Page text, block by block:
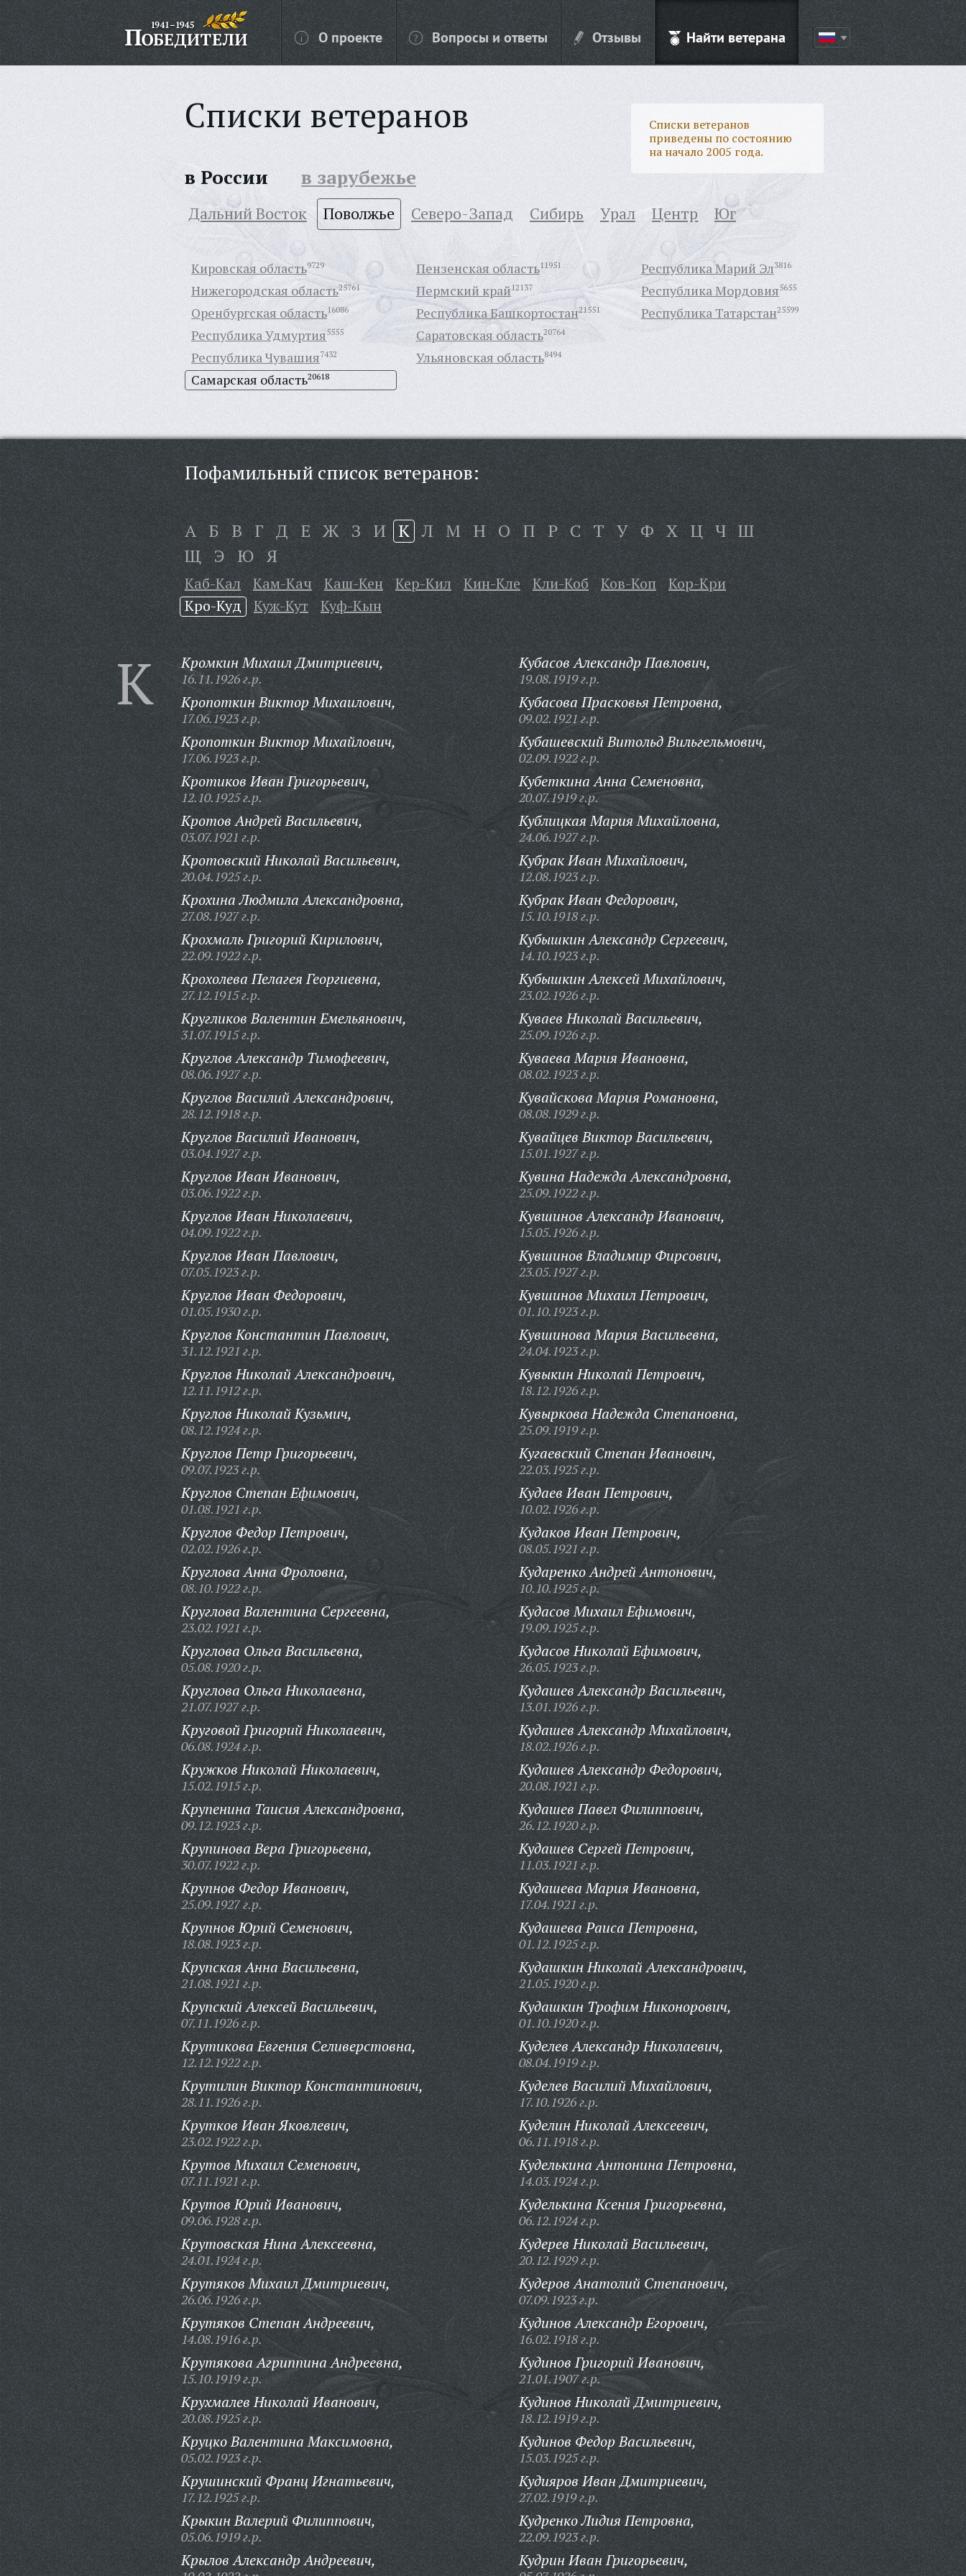
О проекте Вопросы и ответы Отзывы Найти ветерана
Списки ветеранов
Списки ветеранов
приведены по состоянию
на начало 2005 года.
в России в зарубежье
Дальний Восток Поволжье Северо-Запад Сибирь Урал Центр Юг
Кировская область9729
Нижегородская область25761
Оренбургская область16086
Пензенская область11951
Пермский край12137
Республика Башкортостан21551
Республика Марий Эл3816
Республика Мордовия5655
Республика Татарстан25599
Республика Удмуртия5555
Республика Чувашия7432
Самарская область20618
Саратовская область20764
Ульяновская область8494
Пофамильный список ветеранов:
А Б В Г Д Е Ж З И К Л М Н О П Р С Т У Ф Х Ц Ч Ш
Щ Э Ю Я
Каб-Кал Кам-Кач Каш-Кен Кер-Кил Кин-Кле Кли-Коб Ков-Коп
Кор-Кри
Кро-Куд
Куж-Кут Куф-Кын
К Кромкин Михаил Дмитриевич,
16.11.1926 г.р.
Кропоткин Виктор Михаилович,
17.06.1923 г.р.
Кропоткин Виктор Михайлович,
17.06.1923 г.р.
Кротиков Иван Григорьевич,
12.10.1925 г.р.
Кротов Андрей Васильевич,
03.07.1921 г.р.
Кротовский Николай Васильевич,
20.04.1925 г.р.
Крохина Людмила Александровна,
27.08.1927 г.р.
Крохмаль Григорий Кирилович,
22.09.1922 г.р.
Крохолева Пелагея Георгиевна,
27.12.1915 г.р.
Кругликов Валентин Емельянович,
31.07.1915 г.р.
Круглов Александр Тимофеевич,
08.06.1927 г.р.
Круглов Василий Александрович,
28.12.1918 г.р.
Круглов Василий Иванович,
03.04.1927 г.р.
Круглов Иван Иванович,
03.06.1922 г.р.
Круглов Иван Николаевич,
04.09.1922 г.р.
Круглов Иван Павлович,
07.05.1923 г.р.
Круглов Иван Федорович,
01.05.1930 г.р.
Круглов Константин Павлович,
31.12.1921 г.р.
Круглов Николай Александрович,
12.11.1912 г.р.
Круглов Николай Кузьмич,
08.12.1924 г.р.
Круглов Петр Григорьевич,
09.07.1923 г.р.
Круглов Степан Ефимович,
01.08.1921 г.р.
Круглов Федор Петрович,
02.02.1926 г.р.
Круглова Анна Фроловна,
08.10.1922 г.р.
Круглова Валентина Сергеевна,
23.02.1921 г.р.
Круглова Ольга Васильевна,
05.08.1920 г.р.
Круглова Ольга Николаевна,
21.07.1927 г.р.
Круговой Григорий Николаевич,
06.08.1924 г.р.
Кружков Николай Николаевич,
15.02.1915 г.р.
Крупенина Таисия Александровна,
09.12.1923 г.р.
Крупинова Вера Григорьевна,
30.07.1922 г.р.
Крупнов Федор Иванович,
25.09.1927 г.р.
Крупнов Юрий Семенович,
18.08.1923 г.р.
Крупская Анна Васильевна,
21.08.1921 г.р.
Крупский Алексей Васильевич,
07.11.1926 г.р.
Крутикова Евгения Селиверстовна,
12.12.1922 г.р.
Крутилин Виктор Константинович,
28.11.1926 г.р.
Крутков Иван Яковлевич,
23.02.1922 г.р.
Крутов Михаил Семенович,
07.11.1921 г.р.
Крутов Юрий Иванович,
09.06.1928 г.р.
Крутовская Нина Алексеевна,
24.01.1924 г.р.
Крутяков Михаил Дмитриевич,
26.06.1926 г.р.
Крутяков Степан Андреевич,
14.08.1916 г.р.
Крутякова Агриппина Андреевна,
15.10.1919 г.р.
Крухмалев Николай Иванович,
20.08.1925 г.р.
Круцко Валентина Максимовна,
05.02.1923 г.р.
Крушинский Франц Игнатьевич,
17.12.1925 г.р.
Крыкин Валерий Филиппович,
05.06.1919 г.р.
Крылов Александр Андреевич,
Кубасов Александр Павлович,
19.08.1919 г.р.
Кубасова Прасковья Петровна,
09.02.1921 г.р.
Кубашевский Витольд Вильгельмович,
02.09.1922 г.р.
Кубеткина Анна Семеновна,
20.07.1919 г.р.
Кублицкая Мария Михайловна,
24.06.1927 г.р.
Кубрак Иван Михайлович,
12.08.1923 г.р.
Кубрак Иван Федорович,
15.10.1918 г.р.
Кубышкин Александр Сергеевич,
14.10.1923 г.р.
Кубышкин Алексей Михайлович,
23.02.1926 г.р.
Куваев Николай Васильевич,
25.09.1926 г.р.
Куваева Мария Ивановна,
08.02.1923 г.р.
Кувайскова Мария Романовна,
08.08.1929 г.р.
Кувайцев Виктор Васильевич,
15.01.1927 г.р.
Кувина Надежда Александровна,
25.09.1922 г.р.
Кувшинов Александр Иванович,
15.05.1926 г.р.
Кувшинов Владимир Фирсович,
23.05.1927 г.р.
Кувшинов Михаил Петрович,
01.10.1923 г.р.
Кувшинова Мария Васильевна,
24.04.1923 г.р.
Кувыкин Николай Петрович,
18.12.1926 г.р.
Кувыркова Надежда Степановна,
25.09.1919 г.р.
Кугаевский Степан Иванович,
22.03.1925 г.р.
Кудаев Иван Петрович,
10.02.1926 г.р.
Кудаков Иван Петрович,
08.05.1921 г.р.
Кударенко Андрей Антонович,
10.10.1925 г.р.
Кудасов Михаил Ефимович,
19.09.1925 г.р.
Кудасов Николай Ефимович,
26.05.1923 г.р.
Кудашев Александр Васильевич,
13.01.1926 г.р.
Кудашев Александр Михайлович,
18.02.1926 г.р.
Кудашев Александр Федорович,
20.08.1921 г.р.
Кудашев Павел Филиппович,
26.12.1920 г.р.
Кудашев Сергей Петрович,
11.03.1921 г.р.
Кудашева Мария Ивановна,
17.04.1921 г.р.
Кудашева Раиса Петровна,
01.12.1925 г.р.
Кудашкин Николай Александрович,
21.05.1920 г.р.
Кудашкин Трофим Никонорович,
01.10.1920 г.р.
Куделев Александр Николаевич,
08.04.1919 г.р.
Куделев Василий Михайлович,
17.10.1926 г.р.
Куделин Николай Алексеевич,
06.11.1918 г.р.
Куделькина Антонина Петровна,
14.03.1924 г.р.
Куделькина Ксения Григорьевна,
06.12.1924 г.р.
Кудерев Николай Васильевич,
20.12.1929 г.р.
Кудеров Анатолий Степанович,
07.09.1923 г.р.
Кудинов Александр Егорович,
16.02.1918 г.р.
Кудинов Григорий Иванович,
21.01.1907 г.р.
Кудинов Николай Дмитриевич,
18.12.1919 г.р.
Кудинов Федор Васильевич,
15.03.1925 г.р.
Кудияров Иван Дмитриевич,
27.02.1919 г.р.
Кудренко Лидия Петровна,
22.09.1923 г.р.
Кудрин Иван Григорьевич,